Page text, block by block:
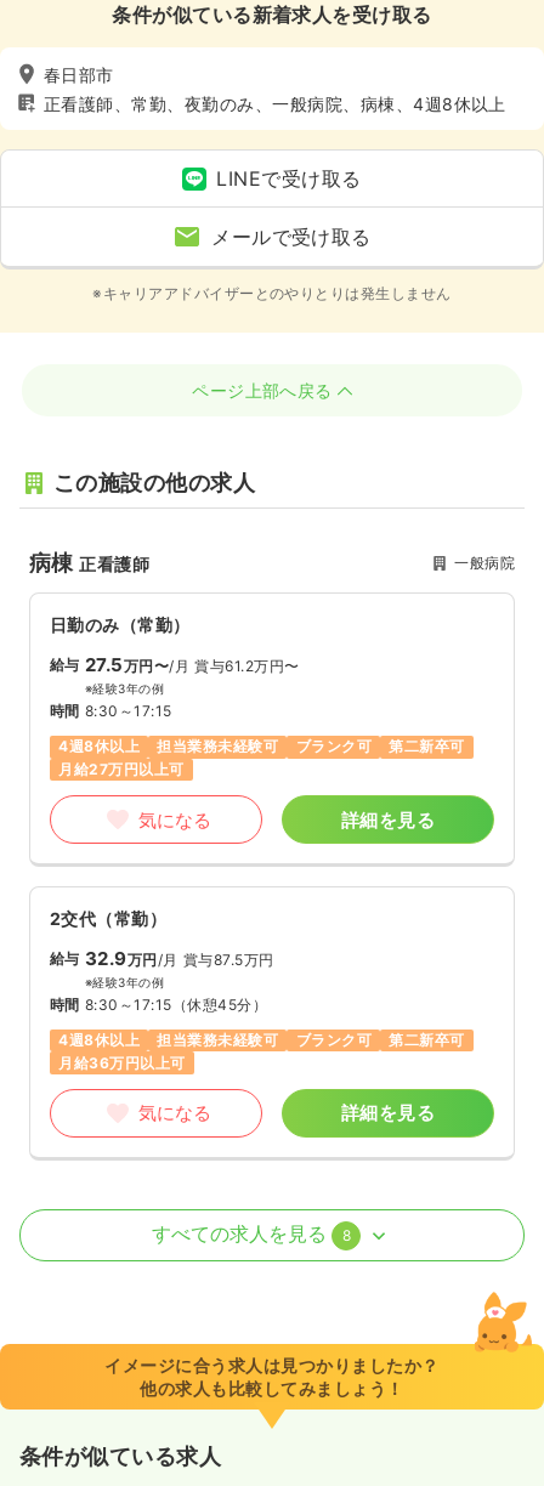
条件が似ている新着求人を受け取る
春日部市
正看護師、常勤、夜勤のみ、一般病院、病棟、4週8休以上
LINEで受け取る
メールで受け取る
※キャリアアドバイザーとのやりとりは発生しません
ページ上部へ戻る
この施設の他の求人
病棟正看護師 一般病院
日勤のみ（常勤）
給与 27.5万円〜/月 賞与61.2万円〜
※経験3年の例
時間 8:30～17:15
4週8休以上
担当業務未経験可 ブランク可
第二新卒可
月給27万円以上可
気になる 詳細を見る
2交代（常勤）
給与 32.9万円/月 賞与87.5万円
※経験3年の例
時間 8:30～17:15 （休憩45分）
4週8休以上
担当業務未経験可 ブランク可
第二新卒可
月給36万円以上可
気になる 詳細を見る
外来
8:30～17:15
日祝休み
4週8休以上 担当業務未経験可
ブランク可
月給29万円以上可
すべての求人を見る 8
イメージに合う求人は見つかりましたか？
他の求人も比較してみましょう！
条件が似ている求人